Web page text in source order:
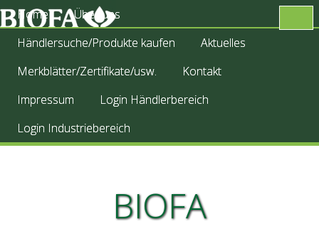
Home
Über uns
Händlersuche/Produkte kaufen
Aktuelles
Merkblätter/Zertifikate/usw.
Kontakt
Impressum
Login Händlerbereich
Login Industriebereich
BIOFA